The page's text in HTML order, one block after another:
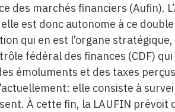
des marchés financiers (Aufin).
est donc autonome à ce
qui en est l’organe
fédéral des finances (CDF)
émoluments et des taxes
elle consiste à
À cette fin, la LAUFIN prévoit